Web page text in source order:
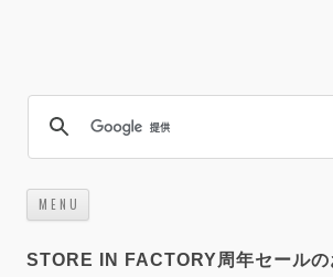
M E N U
テ
ン
STORE IN FACTORY周年セールの